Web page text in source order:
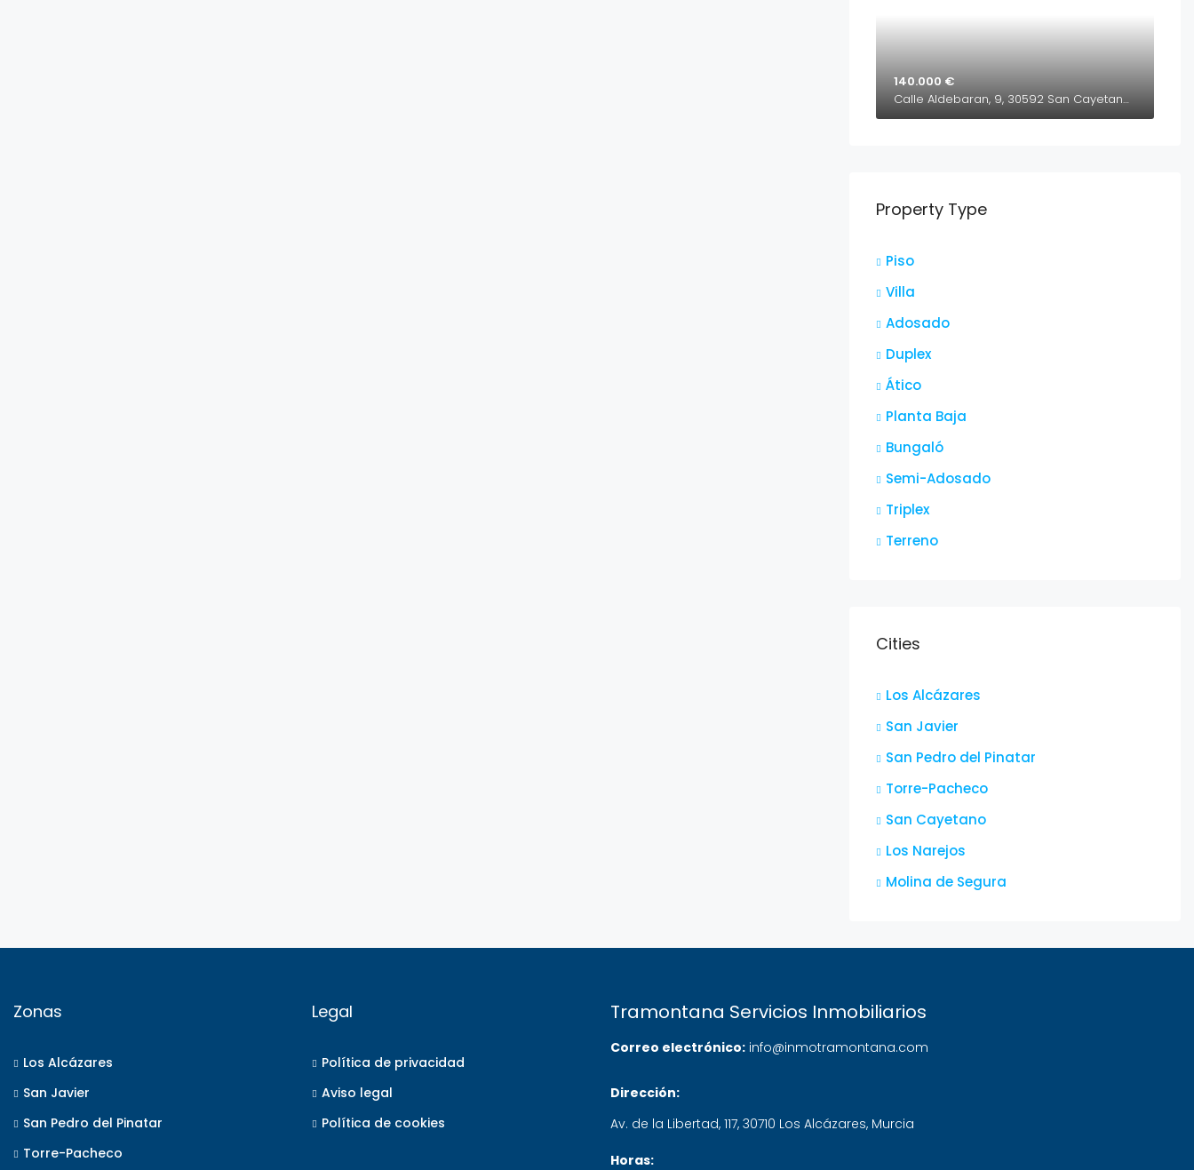
140.000 €
Calle Aldebaran, 9, 30592 San Cayetano, Murcia, España
Property Type
Piso
Villa
Adosado
Duplex
Ático
Planta Baja
Bungaló
Semi-Adosado
Triplex
Terreno
Cities
Los Alcázares
San Javier
San Pedro del Pinatar
Torre-Pacheco
San Cayetano
Los Narejos
Molina de Segura
Zonas
Los Alcázares
San Javier
San Pedro del Pinatar
Torre-Pacheco
Legal
Política de privacidad
Aviso legal
Política de cookies
Tramontana Servicios Inmobiliarios
Correo electrónico: info@inmotramontana.com
Dirección:
Av. de la Libertad, 117, 30710 Los Alcázares, Murcia
Horas: